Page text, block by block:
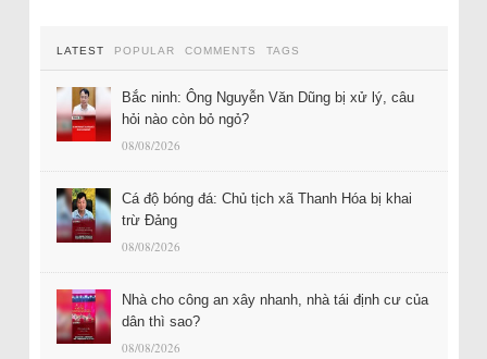
LATEST POPULAR COMMENTS TAGS
Bắc ninh: Ông Nguyễn Văn Dũng bị xử lý, câu
hỏi nào còn bỏ ngỏ?
08/08/2026
Cá độ bóng đá: Chủ tịch xã Thanh Hóa bị khai
trừ Đảng
08/08/2026
Nhà cho công an xây nhanh, nhà tái định cư của
dân thì sao?
08/08/2026